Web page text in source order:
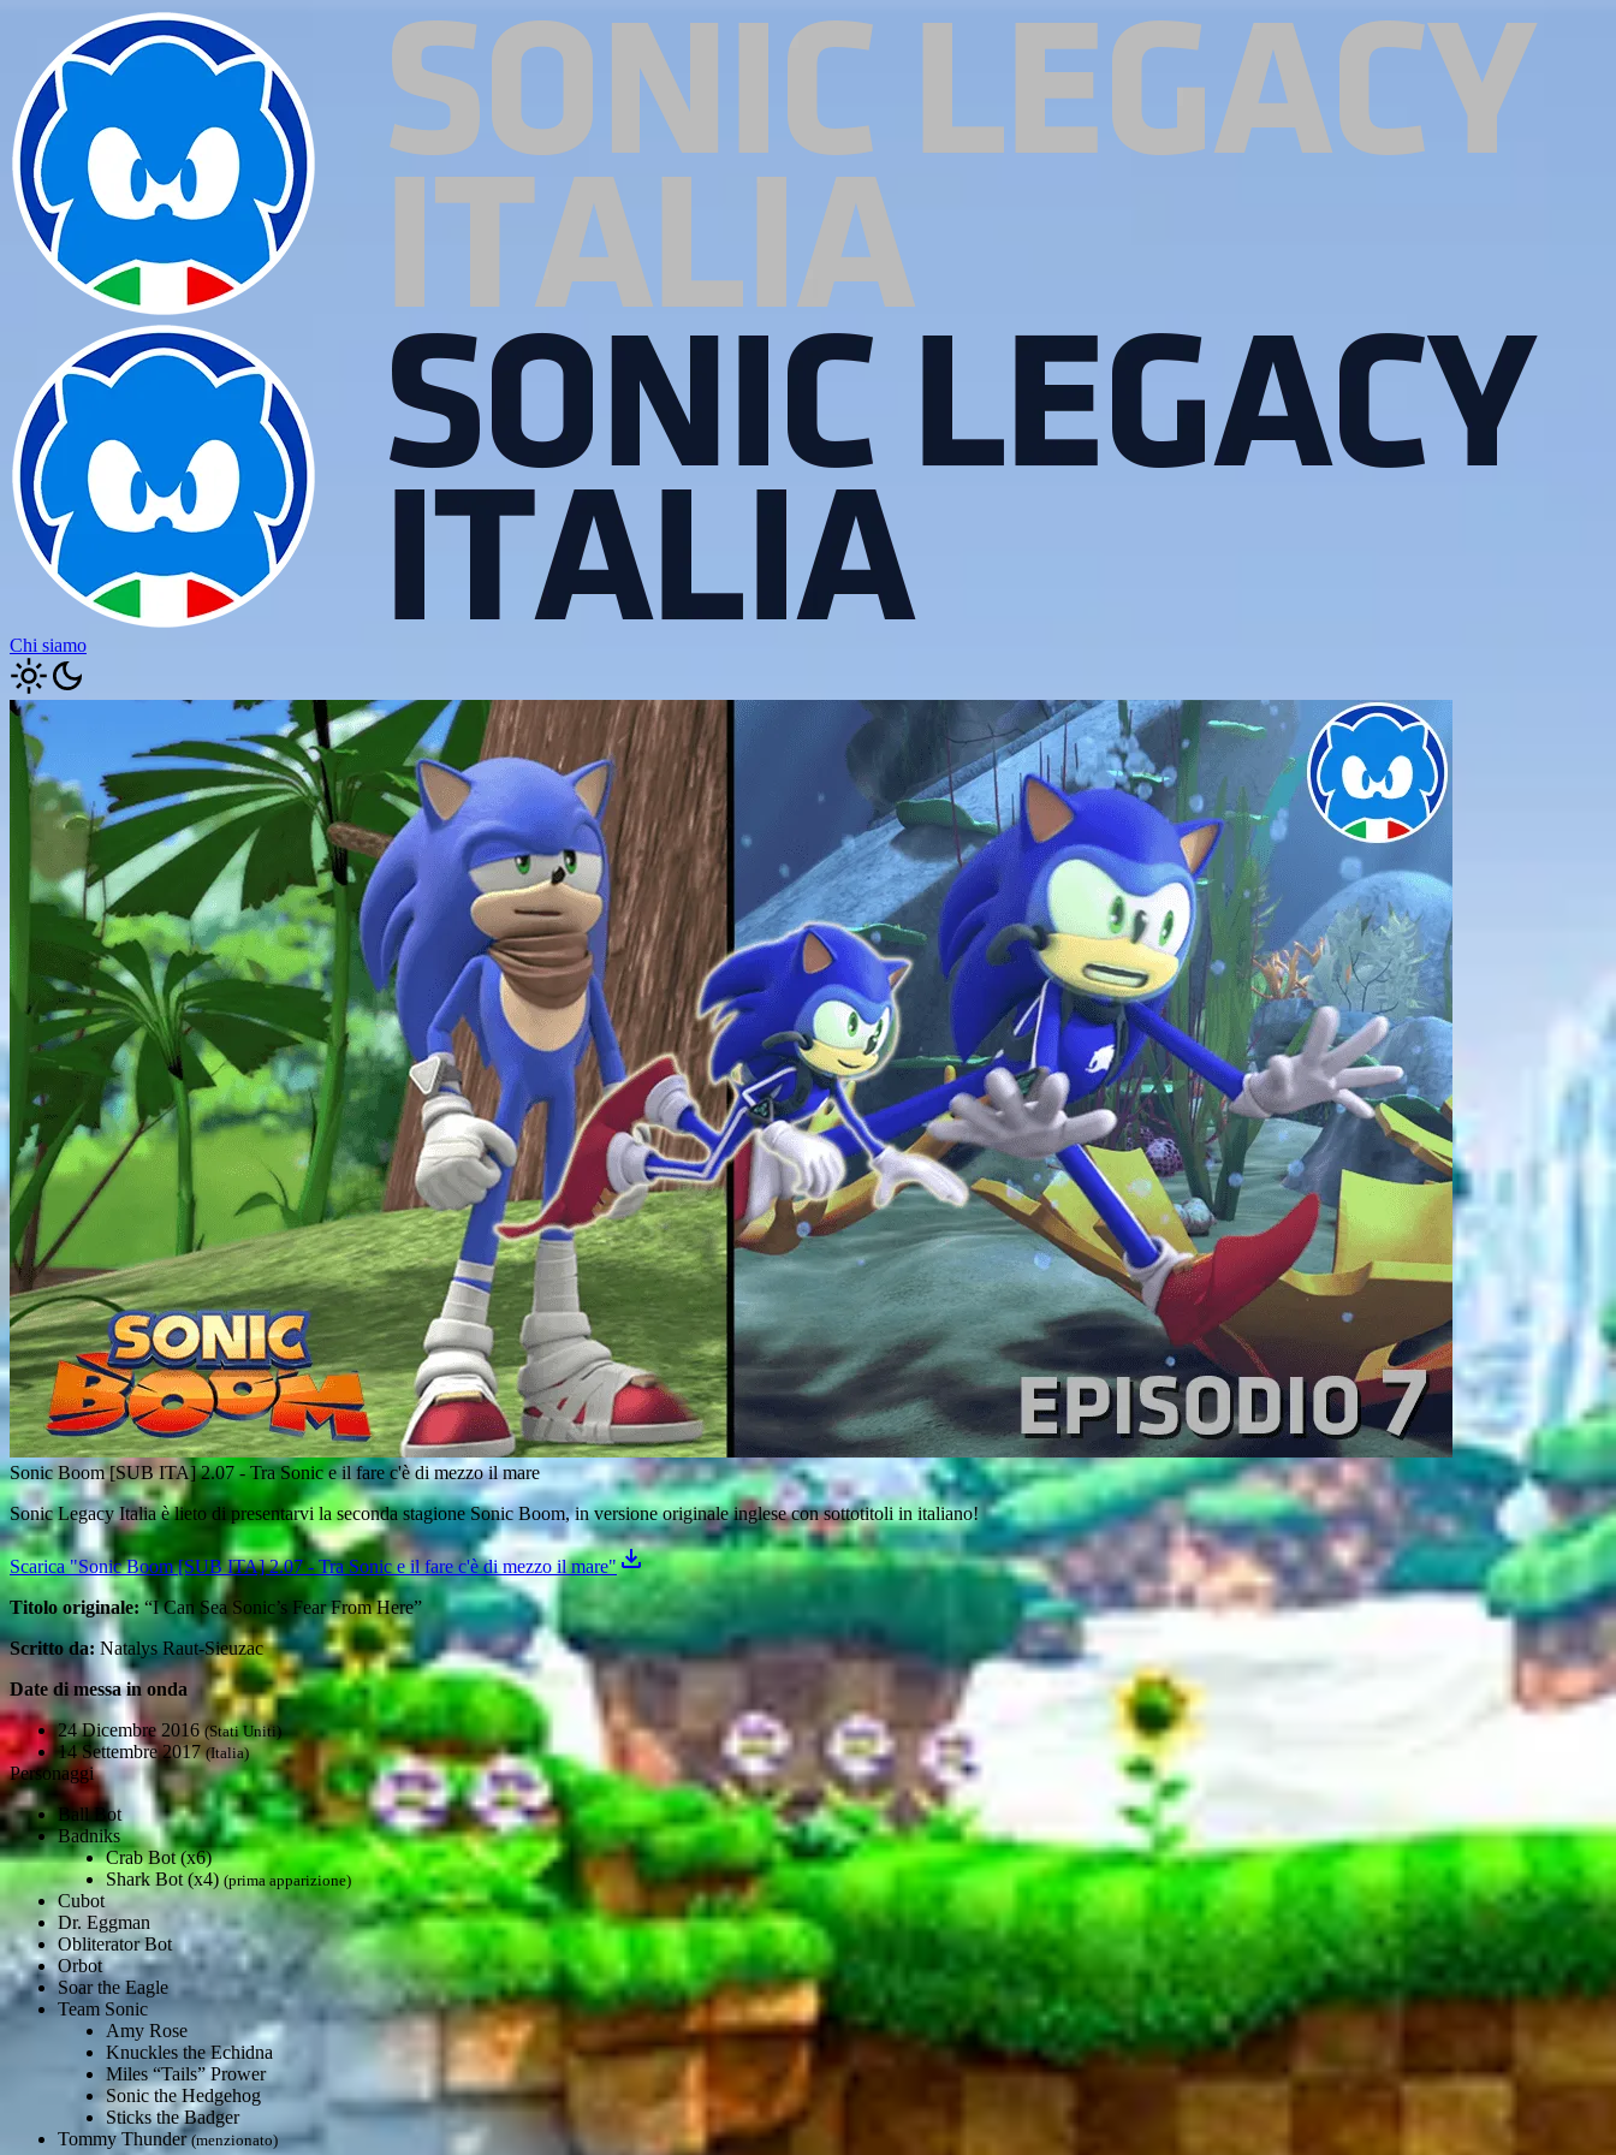
Chi siamo
Sonic Boom [SUB ITA] 2.07 - Tra Sonic e il fare c'è di mezzo il mare
Sonic Legacy Italia è lieto di presentarvi la seconda stagione Sonic Boom, in versione originale inglese con sottotitoli in italiano!
Scarica "Sonic Boom [SUB ITA] 2.07 - Tra Sonic e il fare c'è di mezzo il mare"
Titolo originale:“I Can Sea Sonic’s Fear From Here”
Scritto da: Natalys Raut-Sieuzac
Date di messa in onda
24 Dicembre 2016(Stati Uniti)
14 Settembre 2017(Italia)
Personaggi
Ball Bot
Badniks
Crab Bot (x6)
Shark Bot (x4)(prima apparizione)
Cubot
Dr. Eggman
Obliterator Bot
Orbot
Soar the Eagle
Team Sonic
Amy Rose
Knuckles the Echidna
Miles “Tails” Prower
Sonic the Hedgehog
Sticks the Badger
Tommy Thunder(menzionato)